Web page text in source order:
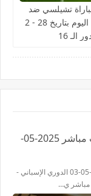
تشيلسي ضد
ليدزيونايتد اليوم بتاريخ 28 - 2
مشاهدة مباراة ريال بلد الوليد و برشلونة بث مباشر 2025-05-
مشاهدة مباراة ريال بلد الوليد و برشلونة بث مباشر 2025-05-03 الدوري الإسباني -
مباشر ي…